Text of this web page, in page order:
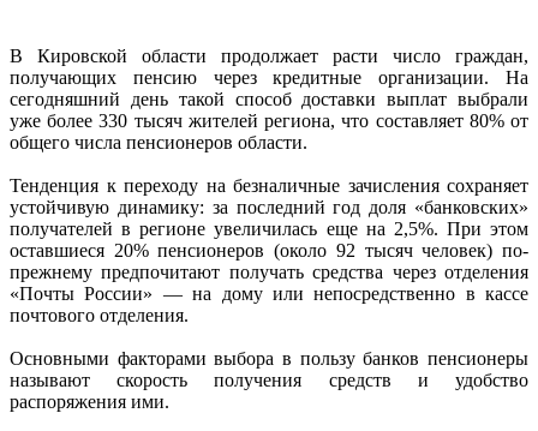
В Кировской области продолжает расти число граждан,
получающих пенсию через кредитные организации. На
сегодняшний день такой способ доставки выплат выбрали
уже более 330 тысяч жителей региона, что составляет 80% от
общего числа пенсионеров области.
Тенденция к переходу на безналичные зачисления сохраняет
устойчивую динамику: за последний год доля «банковских»
получателей в регионе увеличилась еще на 2,5%. При этом
оставшиеся 20% пенсионеров (около 92 тысяч человек) по-
прежнему предпочитают получать средства через отделения
«Почты России» — на дому или непосредственно в кассе
почтового отделения.
Основными факторами выбора в пользу банков пенсионеры
называют скорость получения средств и удобство
распоряжения ими.